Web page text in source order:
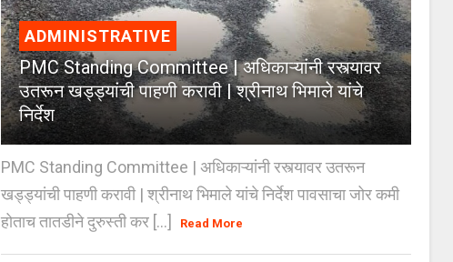
ADMINISTRATIVE
PMC Standing Committee | अधिकाऱ्यांनी रस्त्यावर
उतरून खड्ड्यांची पाहणी करावी | श्रीनाथ भिमाले यांचे
निर्देश
PMC Standing Committee | अधिकाऱ्यांनी रस्त्यावर उतरून
खड्ड्यांची पाहणी करावी | श्रीनाथ भिमाले यांचे निर्देश पावसाचा जोर कमी
होताच तातडीने दुरुस्ती कर [...]
Read More